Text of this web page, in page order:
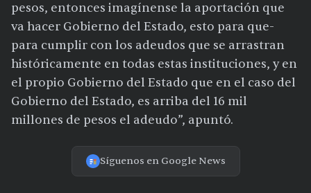
pesos, entonces imagínense la aportación que
va hacer Gobierno del Estado, esto para que-
para cumplir con los adeudos que se arrastran
históricamente en todas estas instituciones, y en
el propio Gobierno del Estado que en el caso del
Gobierno del Estado, es arriba del 16 mil
millones de pesos el adeudo”, apuntó.
Síguenos en Google News